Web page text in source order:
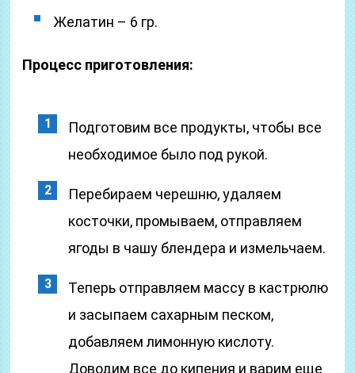
Желатин – 6 гр.
Процесс приготовления:
Подготовим все продукты, чтобы все
необходимое было под рукой.
Перебираем черешню, удаляем
косточки, промываем, отправляем
ягоды в чашу блендера и измельчаем.
Теперь отправляем массу в кастрюлю
и засыпаем сахарным песком,
добавляем лимонную кислоту.
Доводим все до кипения и варим еще